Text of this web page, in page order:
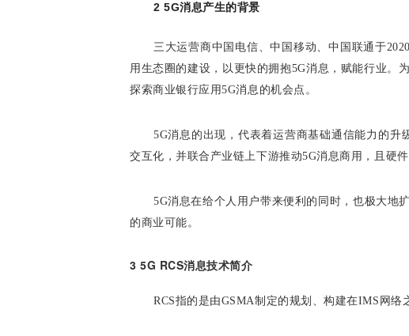
2 5G消息产生的背景
三大运营商中国电信、中国移动、中国联通于
用生态圈的建设，以更快的拥抱5G消息，赋能行业。
探索商业银行应用5G消息的机会点。
5G消息的出现，代表着运营商基础通信能力的升
交互化，并联合产业链上下游推动5G消息商用，且硬
5G消息在给个人用户带来便利的同时，也极大地
的商业可能。
3 5G RCS消息技术简介
RCS指的是由GSMA制定的规划、构建在IMS网络